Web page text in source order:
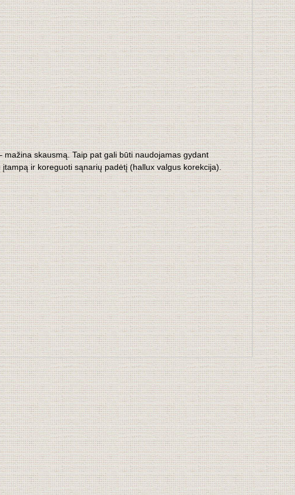
skausmą. Taip pat gali būti naudojamas gydant
ir koreguoti sąnarių padėtį (hallux valgus korekcija).